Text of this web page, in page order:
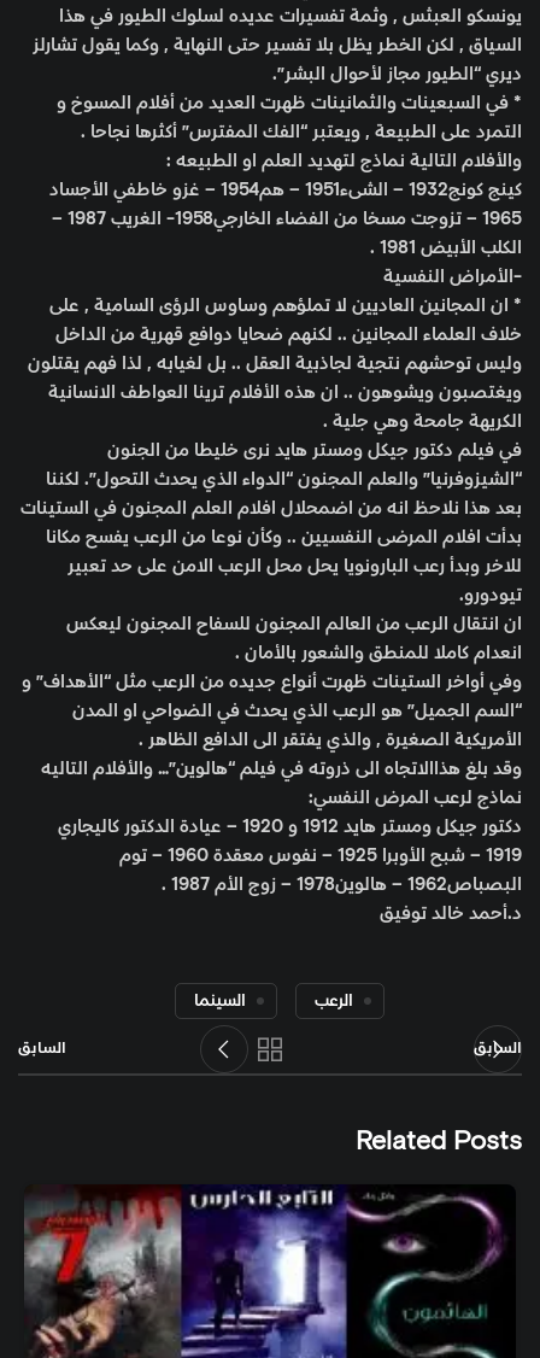
يونسكو العبثس , وثمة تفسيرات عديده لسلوك الطيور في هذا
السياق , لكن الخطر يظل بلا تفسير حتى النهاية , وكما يقول تشارلز
ديري “الطيور مجاز لأحوال البشر”.
* في السبعينات والثمانينات ظهرت العديد من أفلام المسوخ و
التمرد على الطبيعة , ويعتبر “الفك المفترس” أكثرها نجاحا .
والأفلام التالية نماذج لتهديد العلم او الطبيعه :
كينج كونج1932 – الشىء1951 – هم1954 – غزو خاطفي الأجساد
1965 – تزوجت مسخا من الفضاء الخارجي1958- الغريب 1987 –
الكلب الأبيض 1981 .
-الأمراض النفسية
* ان المجانين العاديين لا تملؤهم وساوس الرؤى السامية , على
خلاف العلماء المجانين .. لكنهم ضحايا دوافع قهرية من الداخل
وليس توحشهم نتجية لجاذبية العقل .. بل لغيابه , لذا فهم يقتلون
ويغتصبون ويشوهون .. ان هذه الأفلام ترينا العواطف الانسانية
الكريهة جامحة وهي جلية .
في فيلم دكتور جيكل ومستر هايد نرى خليطا من الجنون
“الشيزوفرنيا” والعلم المجنون “الدواء الذي يحدث التحول”. لكننا
بعد هذا نلاحظ انه من اضمحلال افلام العلم المجنون في الستينات
بدأت افلام المرضى النفسيين .. وكأن نوعا من الرعب يفسح مكانا
للاخر وبدأ رعب البارونويا يحل محل الرعب الامن على حد تعبير
تيودورو.
ان انتقال الرعب من العالم المجنون للسفاح المجنون ليعكس
انعدام كاملا للمنطق والشعور بالأمان .
وفي أواخر الستينات ظهرت أنواع جديده من الرعب مثل “الأهداف” و
“السم الجميل” هو الرعب الذي يحدث في الضواحي او المدن
الأمريكية الصغيرة , والذي يفتقر الى الدافع الظاهر .
وقد بلغ هذاالاتجاه الى ذروته في فيلم “هالوين”… والأفلام التاليه
نماذج لرعب المرض النفسي:
دكتور جيكل ومستر هايد 1912 و 1920 – عيادة الدكتور كاليجاري
1919 – شبح الأوبرا 1925 – نفوس معقدة 1960 – توم
البصباص1962 – هالوين1978 – زوج الأم 1987 .
د.أحمد خالد توفيق
الرعب السينما
السابق السابق
Related Posts